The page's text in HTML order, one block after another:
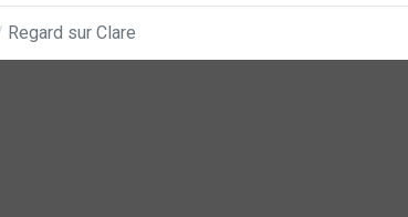
Regard sur Clare